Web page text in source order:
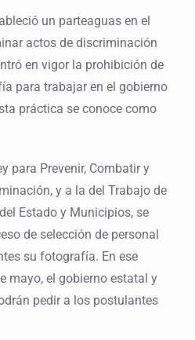
un parteaguas en el
actos de discriminación
en vigor la prohibición de
para trabajar en el gobierno
práctica se conoce como
para Prevenir, Combatir y
y a la del Trabajo de
Estado y Municipios, se
de selección de personal
su fotografía. En ese
mayo, el gobierno estatal y
pedir a los postulantes